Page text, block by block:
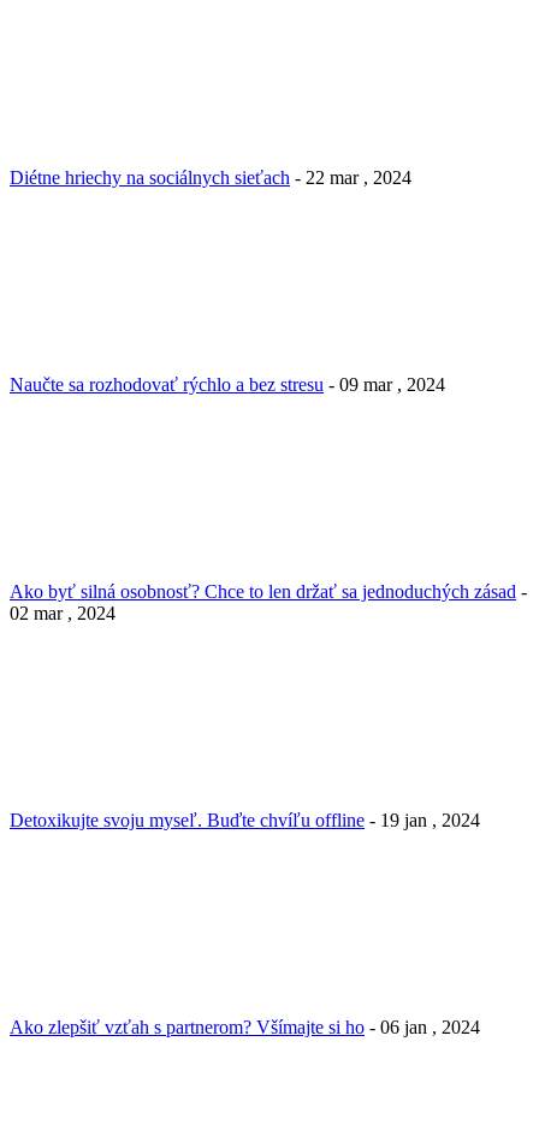
Diétne hriechy na sociálnych sieťach - 22 mar , 2024
Naučte sa rozhodovať rýchlo a bez stresu - 09 mar , 2024
Ako byť silná osobnosť? Chce to len držať sa jednoduchých zásad -
02 mar , 2024
Detoxikujte svoju myseľ. Buďte chvíľu offline - 19 jan , 2024
Ako zlepšiť vzťah s partnerom? Všímajte si ho - 06 jan , 2024